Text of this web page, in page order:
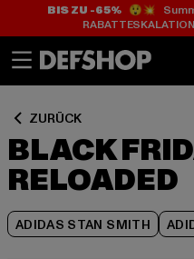
BIS ZU -65%😲💥
ZURÜCK
BLACK
RELOADED
ADIDAS STAN SMITH